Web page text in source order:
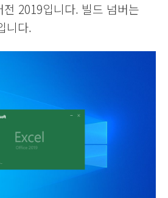
2019입니다. 빌드 넘버는
니다.